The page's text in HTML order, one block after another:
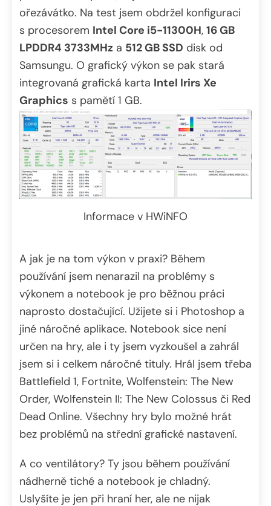
ořezávátko. Na test jsem obdržel konfiguraci
s procesorem Intel Core i5-11300H, 16 GB
LPDDR4 3733MHz a 512 GB SSD disk od
Samsungu. O grafický výkon se pak stará
integrovaná grafická karta Intel Irirs Xe
Graphics s pamětí 1 GB.
Informace v HWiNFO
A jak je na tom výkon v praxi? Během
používání jsem nenarazil na problémy s
výkonem a notebook je pro běžnou práci
naprosto dostačující. Užijete si i Photoshop a
jiné náročné aplikace. Notebook sice není
určen na hry, ale i ty jsem vyzkoušel a zahrál
jsem si i celkem náročné tituly. Hrál jsem třeba
Battlefield 1, Fortnite, Wolfenstein: The New
Order, Wolfenstein II: The New Colossus či Red
Dead Online. Všechny hry bylo možné hrát
bez problémů na střední grafické nastavení.
A co ventilátory? Ty jsou během používání
nádherně tiché a notebook je chladný.
Uslyšíte je jen při hraní her, ale ne nijak